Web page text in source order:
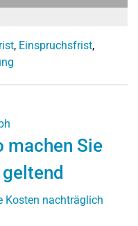
, Einspruchsfrist,
machen Sie